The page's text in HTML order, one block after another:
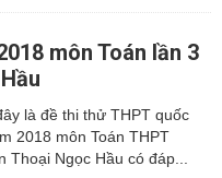
môn Toán lần 3
là đề thi thử THPT quốc
2018 môn Toán THPT
Thoại Ngọc Hầu có đáp...